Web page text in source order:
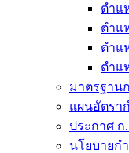
ตำแ
ตำแ
ตำแ
ตำแ
มาตรฐาน
แผนอัตรา
ประกาศ ก.
นโยบายก